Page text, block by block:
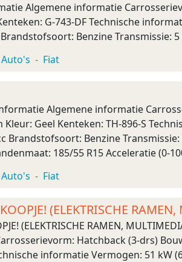
Algemene informatie
G-743-DF Technische
Benzine Transmissie:
Auto's Fiat
Algemene informatie
Kleur: Geel Kenteken: TH-896-S
Brandstofsoort: Benzine
185/55 R15 Acceleratie (0-
Auto's Fiat
(ELEKTRISCHE
(ELEKTRISCHE RAMEN,
Hatchback (3-drs)
informatie Vermogen: 51 kW